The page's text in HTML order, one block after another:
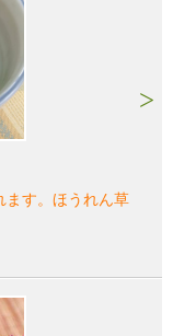
ます。ほうれん草